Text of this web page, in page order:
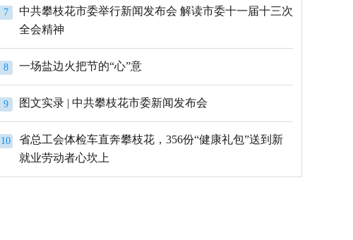
7
中共攀枝花市委举行新闻发布会 解读市委十一届十三次
全会精神
8 一场盐边火把节的“心”意
9 图文实录 | 中共攀枝花市委新闻发布会
10
省总工会体检车直奔攀枝花，356份“健康礼包”送到新
就业劳动者心坎上